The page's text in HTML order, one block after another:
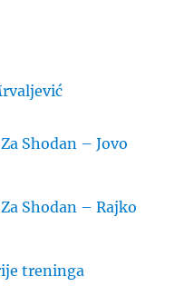
Shodan – Jovo
Shodan – Rajko
treninga